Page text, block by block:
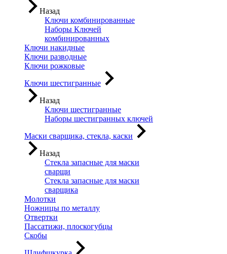
Назад
Ключи комбинированные
Наборы Ключей
комбинированных
Ключи накидные
Ключи разводные
Ключи рожковые
Ключи шестигранные
Назад
Ключи шестигранные
Наборы шестигранных ключей
Маски сварщика, стекла, каски
Назад
Стекла запасные для маски
сварщи
Стекла запасные для маски
сварщика
Молотки
Ножницы по металлу
Отвертки
Пассатижи, плоскогубцы
Скобы